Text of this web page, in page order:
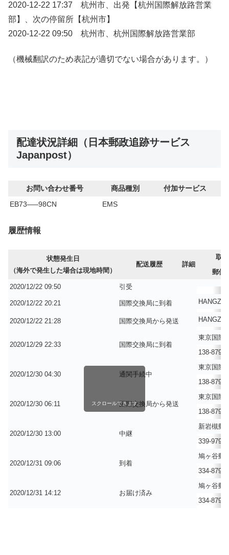
2020-12-22 17:37 杭州市、出発【杭州国際解放路営業
部】、次の停留所【杭州市】
2020-12-22 09:50 杭州市、杭州国際解放路営業部
（機械翻訳のため表記が適切でない場合があります。）
配達状況詳細（日本郵政追跡サービス
Japanpost）
お問い合わせ番号 商品種別
付加サービス
EB73—–98CN
EMS
履歴情報
状態発生日
（海外で発生した場合は現地時間）
配送履歴 詳細
取
郵便
2020/12/22 09:50
引受
2020/12/22 20:21 国際交換局に到着
2020/12/22 21:28 国際交換局から発送
2020/12/29 22:33 国際交換局に到着
東京国際
138-8799
2020/12/30 04:30 通関手続中
東京国際
138-8799
2020/12/30 06:11 国際交換局から発送
東京国際
138-8799
2020/12/30 13:00 中継
新岩槻郵
339-9799
2020/12/31 09:06 到着
鳩ヶ谷郵
334-8799
2020/12/31 14:12 お届け済み
鳩ヶ谷郵
334-8799
スクロールできます